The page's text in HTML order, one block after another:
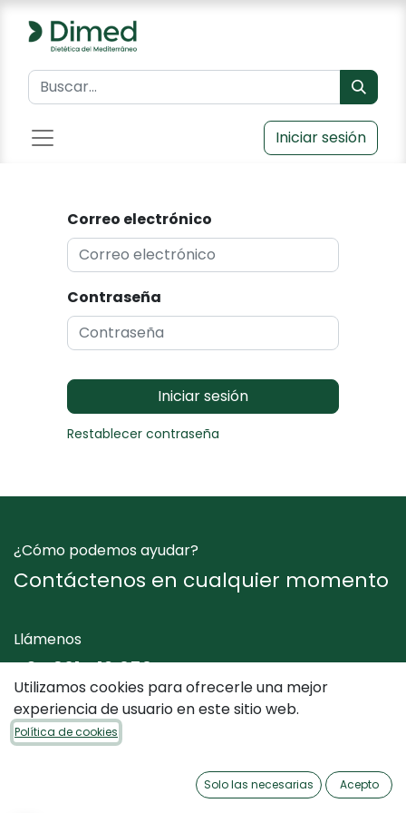
Iniciar sesión
Correo electrónico
Contraseña
Iniciar sesión
Restablecer contraseña
¿Cómo podemos ayudar?
Contáctenos en cualquier momento
Llámenos
+34 961 412 050
Envíenos un mensaje
Utilizamos cookies para ofrecerle una mejor
experiencia de usuario en este sitio web.
Política de cookies
Solo las necesarias Acepto